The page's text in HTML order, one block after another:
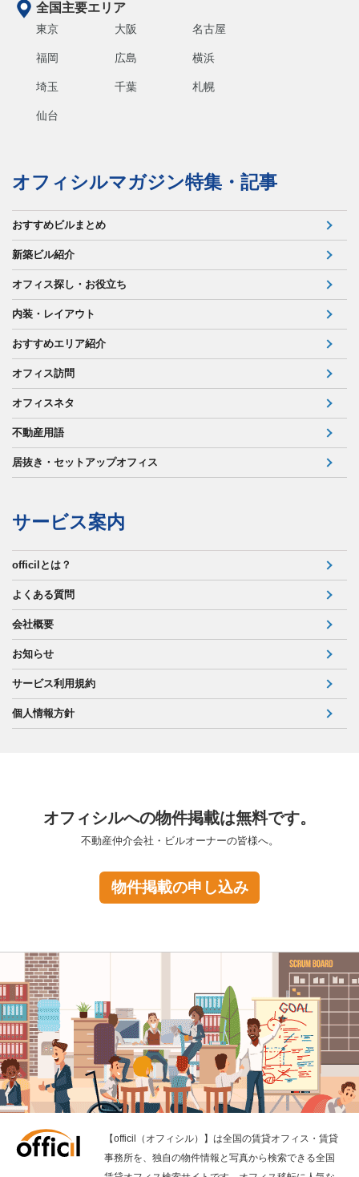
全国主要エリア
東京 大阪 名古屋
福岡 広島 横浜
埼玉 千葉 札幌
仙台
オフィシルマガジン特集・記事
おすすめビルまとめ
新築ビル紹介
オフィス探し・お役立ち
内装・レイアウト
おすすめエリア紹介
オフィス訪問
オフィスネタ
不動産用語
居抜き・セットアップオフィス
サービス案内
officilとは？
よくある質問
会社概要
お知らせ
サービス利用規約
個人情報方針
オフィシルへの物件掲載は無料です。
不動産仲介会社・ビルオーナーの皆様へ。
物件掲載の申し込み
【officil（オフィシル）】は全国の賃貸オフィス・賃貸
事務所を、独自の物件情報と写真から検索できる全国